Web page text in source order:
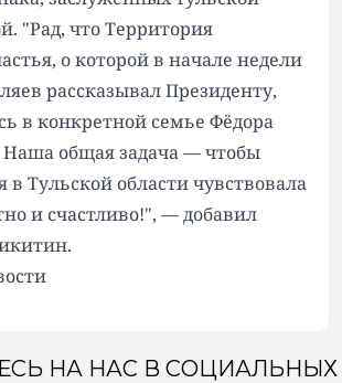
"Рад, что Территория
о которой в начале недели
рассказывал Президенту,
в конкретной семье Фёдора
общая задача — чтобы
в Тульской области чувствовала
и счастливо!", — добавил
НА НАС В СОЦИАЛЬНЫХ